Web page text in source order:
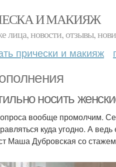
И МАКИЯЖ
новости, отзывы,
прически и макияж
носить
вообще промолчим.
куда угодно. А
Маша Дубровская со